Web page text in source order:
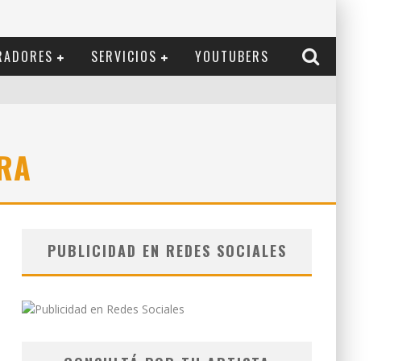
SERVICIOS YOUTUBERS
PUBLICIDAD EN REDES SOCIALES